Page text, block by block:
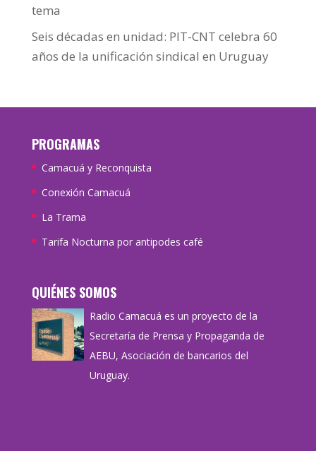
tema
Seis décadas en unidad: PIT-CNT celebra 60
años de la unificación sindical en Uruguay
PROGRAMAS
Camacuá y Reconquista
Conexión Camacuá
La Trama
Tarifa Nocturna por antipodes café
QUIÉNES SOMOS
Radio Camacuá es un proyecto de la
Secretaría de Prensa y Propaganda de
AEBU, Asociación de bancarios del
Uruguay.